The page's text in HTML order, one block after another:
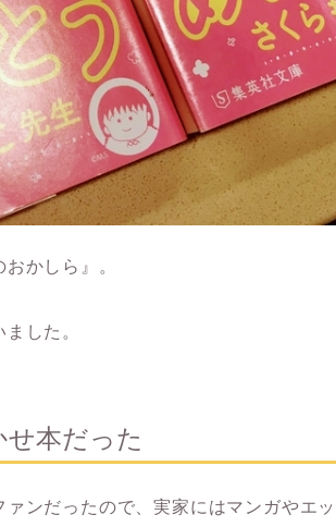
かしら』。
した。
本だった
ンだったので、実家にはマンガやエ